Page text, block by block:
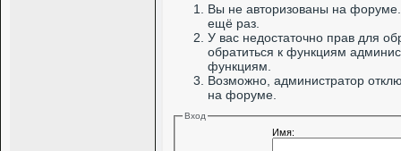
Вы не авторизованы на
ещё раз.
У вас недостаточно прав для
обратиться к функциям
функциям.
Возможно, администратор
на форуме.
Вход
Имя: